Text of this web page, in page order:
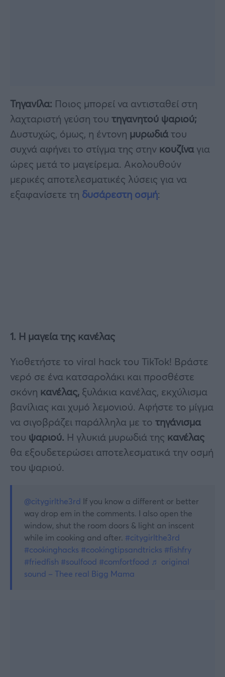
Τηγανίλα: Ποιος μπορεί να αντισταθεί στη
λαχταριστή γεύση του τηγανητού ψαριού;
Δυστυχώς, όμως, η έντονη μυρωδιάτου
συχνά αφήνει το στίγμα της στην κουζίναγια
ώρες μετά το μαγείρεμα. Ακολουθούν
μερικές αποτελεσματικές λύσεις για να
εξαφανίσετε τη δυσάρεστη οσμή:
1. Η μαγεία της κανέλας
Υιοθετήστε το viral hack του TikTok! Βράστε
νερό σε ένα κατσαρολάκι και προσθέστε
σκόνη κανέλας, ξυλάκια κανέλας, εκχύλισμα
βανίλιας και χυμό λεμονιού. Αφήστε το μίγμα
να σιγοβράζει παράλληλα με το τηγάνισμα
του ψαριού. Η γλυκιά μυρωδιά της κανέλας
θα εξουδετερώσει αποτελεσματικά την οσμή
του ψαριού.
@citygirlthe3rd If you know a different or better
way drop em in the comments. I also open the
window, shut the room doors & light an inscent
while im cooking and after. #citygirlthe3rd
#cookinghacks #cookingtipsandtricks #fishfry
#friedfish #soulfood #comfortfood ♬ original
sound – Thee real Bigg Mama